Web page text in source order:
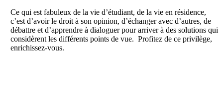
Ce qui est fabuleux de la vie d’étudiant, de la vie en résidence,
c’est d’avoir le droit à son opinion, d’échanger avec d’autres, de
débattre et d’apprendre à dialoguer pour arriver à des solutions qui
considèrent les différents points de vue. Profitez de ce privilège,
enrichissez-vous.